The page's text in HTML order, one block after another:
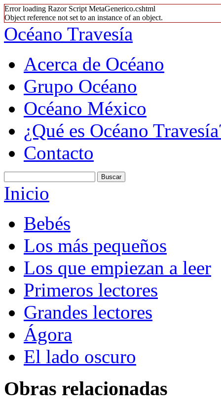
Error loading Razor Script MetaGenerico.cshtml
Object reference not set to an instance of an object.
Océano Travesía
Acerca de Océano
Grupo Océano
Océano México
¿Qué es Océano
Contacto
Inicio
Bebés
Los más pequeños
Los que empiezan a leer
Primeros lectores
Grandes lectores
Ágora
El lado oscuro
Obras relacionadas